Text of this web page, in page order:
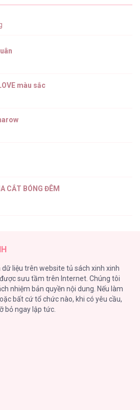
màu sắc
CẮT BÓNG ĐÊM
Côn Trùng
liệu trên website tủ sách xinh xinh
sưu tầm trên Internet. Chúng tôi
nhiệm bản quyền nội dung. Nếu làm
bất cứ tổ chức nào, khi có yêu cầu,
bỏ ngay lập tức.